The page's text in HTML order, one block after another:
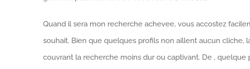
Quand il sera mon recherche achevee, vous accostez
souhait. Bien que quelques profils non aillent aucun cliche,
couvrant la recherche moins dur ou captivant. De ,